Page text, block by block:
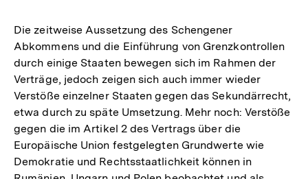
Die zeitweise Aussetzung des Schengener
Abkommens und die Einführung von Grenzkontrollen
durch einige Staaten bewegen sich im Rahmen der
Verträge, jedoch zeigen sich auch immer wieder
Verstöße einzelner Staaten gegen das Sekundärrecht,
etwa durch zu späte Umsetzung. Mehr noch: Verstöße
gegen die im Artikel 2 des Vertrags über die
Europäische Union festgelegten Grundwerte wie
Demokratie und Rechtsstaatlichkeit können in